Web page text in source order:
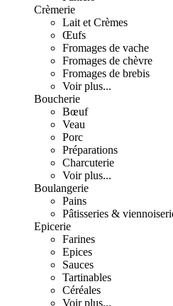
Crèmerie
Lait et Crèmes
Œufs
Fromages de vache
Fromages de chèvre
Fromages de brebis
Voir plus...
Boucherie
Bœuf
Veau
Porc
Préparations
Charcuterie
Voir plus...
Boulangerie
Pains
Pâtisseries &
Epicerie
Farines
Epices
Sauces
Tartinables
Céréales
Voir plus...